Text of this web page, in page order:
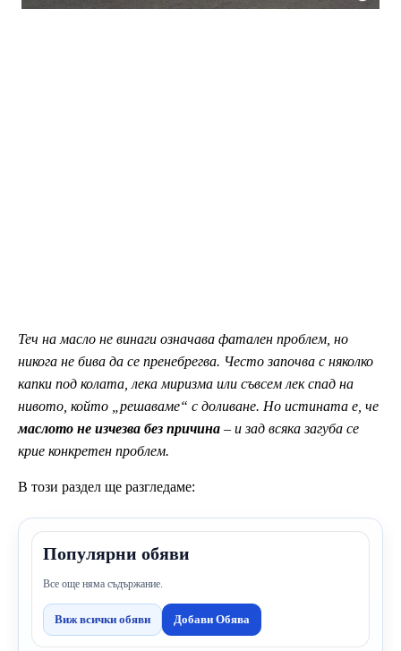
Теч на масло не винаги означава фатален проблем, но
никога не бива да се пренебрегва. Често започва с няколко
капки под колата, лека миризма или съвсем лек спад на
нивото, който „решаваме“ с доливане. Но истината е, че
маслото не изчезва без причина – и зад всяка загуба се
крие конкретен проблем.
В този раздел ще разгледаме:
Популярни обяви
Все още няма съдържание.
Виж всички обяви Добави Обява